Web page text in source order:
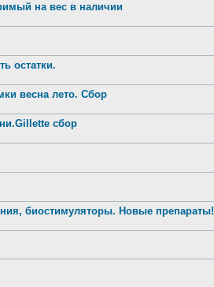
на вес в наличии
остатки.
весна лето. Сбор
сбор
биостимуляторы. Новые препараты!